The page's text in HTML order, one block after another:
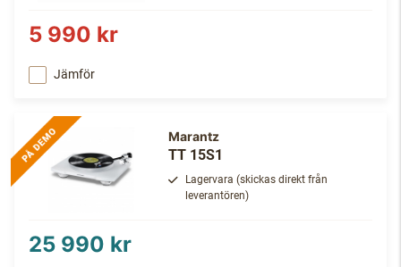
5 990 kr
Jämför
Marantz
TT 15S1
Lagervara (skickas direkt från
leverantören)
25 990 kr